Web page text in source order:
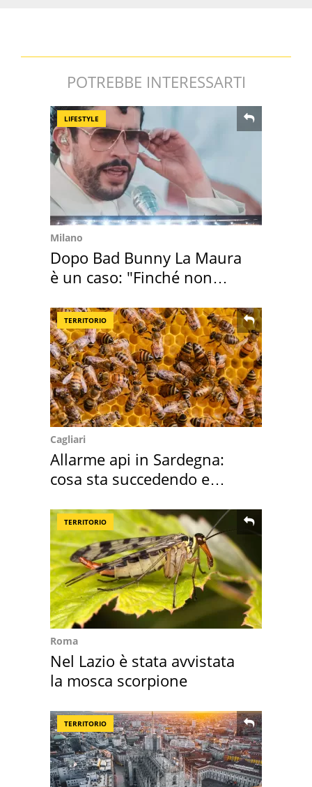
POTREBBE INTERESSARTI
LIFESTYLE
Milano
Dopo Bad Bunny La Maura
è un caso: "Finché non
TERRITORIO
Cagliari
Allarme api in Sardegna:
cosa sta succedendo e
TERRITORIO
Roma
Nel Lazio è stata avvistata
la mosca scorpione
TERRITORIO